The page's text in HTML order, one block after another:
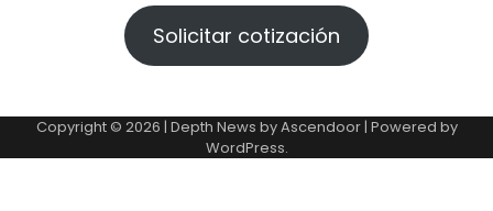
Solicitar cotización
Copyright © 2026 | Depth News byAscendoor| Powered by
WordPress.